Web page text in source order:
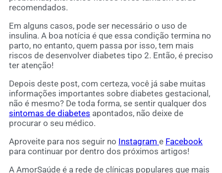
recomendados.
Em alguns casos, pode ser necessário o uso de
insulina. A boa notícia é que essa condição termina no
parto, no entanto, quem passa por isso, tem mais
riscos de desenvolver diabetes tipo 2. Então, é preciso
ter atenção!
Depois deste post, com certeza, você já sabe muitas
informações importantes sobre diabetes gestacional,
não é mesmo? De toda forma, se sentir qualquer dos
sintomas de diabetes apontados, não deixe de
procurar o seu médico.
Aproveite para nos seguir no Instagram e Facebook
para continuar por dentro dos próximos artigos!
A AmorSaúde é a rede de clínicas populares que mais